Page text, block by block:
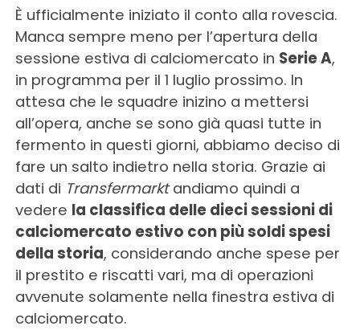
È ufficialmente iniziato il conto alla rovescia.
Manca sempre meno per l’apertura della
sessione estiva di calciomercato in Serie A,
in programma per il 1 luglio prossimo. In
attesa che le squadre inizino a mettersi
all’opera, anche se sono già quasi tutte in
fermento in questi giorni, abbiamo deciso di
fare un salto indietro nella storia. Grazie ai
dati di Transfermarktandiamo quindi a
vedere la classifica delle dieci sessioni di
calciomercato estivo con più soldi spesi
della storia, considerando anche spese per
il prestito e riscatti vari, ma di operazioni
avvenute solamente nella finestra estiva di
calciomercato.